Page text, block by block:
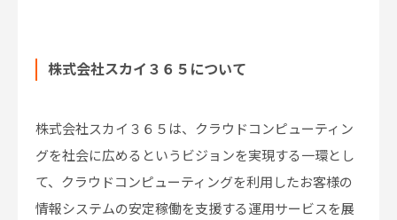
株式会社スカイ３６５について
株式会社スカイ３６５は、クラウドコンピューティン
グを社会に広めるというビジョンを実現する一環とし
て、クラウドコンピューティングを利用したお客様の
情報システムの安定稼働を支援する運用サービスを展